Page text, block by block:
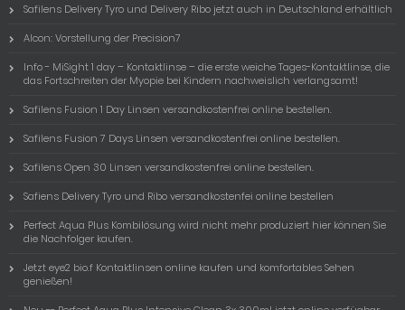
Safilens Delivery Tyro und Delivery Ribo jetzt auch in Deutschland erhältlich
Alcon: Vorstellung der Precision7
Info - MiSight 1 day – Kontaktlinse – die erste weiche Tages-Kontaktlinse, die
das Fortschreiten der Myopie bei Kindern nachweislich verlangsamt!
Safilens Fusion 1 Day Linsen versandkostenfrei online bestellen.
Safilens Fusion 7 Days Linsen versandkostenfrei online bestellen.
Safilens Open 30 Linsen versandkostenfrei online bestellen.
Safiens Delivery Tyro und Ribo versandkostenfei online bestellen
Perfect Aqua Plus Kombilösung wird nicht mehr produziert hier können Sie
die Nachfolger kaufen.
Jetzt eye2 bio.f Kontaktlinsen online kaufen und komfortables Sehen
genießen!